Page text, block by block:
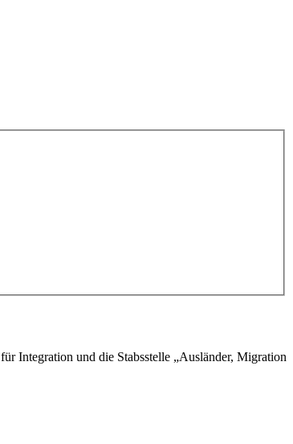
Integration und die Stabsstelle „Ausländer, Migration